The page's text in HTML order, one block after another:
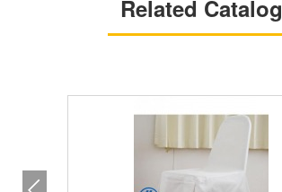
Related Catalog